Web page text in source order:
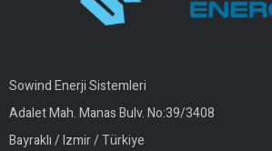
Sowind Enerji Sistemleri
Adalet Mah. Manas Bulv. No:39/3408
Bayraklı / Izmir / Türkiye